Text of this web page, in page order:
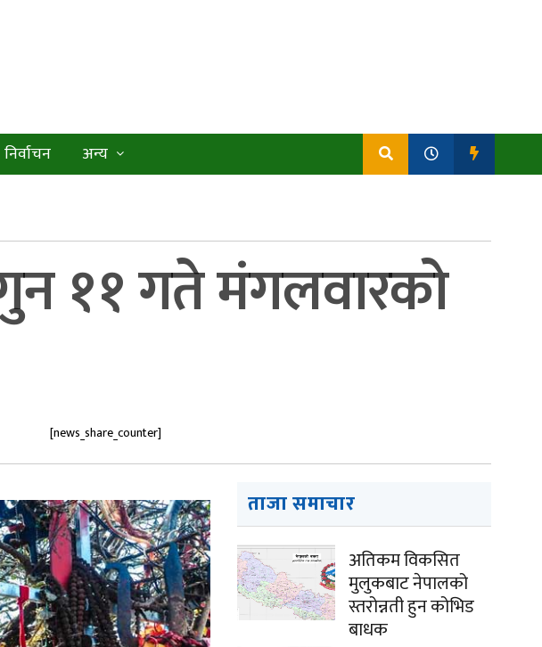
निर्वाचन अन्य
११ गते मंगलवारको
[news_share_counter]
ताजा समाचार
अतिकम विकसित
मुलुकबाट नेपालको
स्तरोन्नती हुन कोभिड
बाधक